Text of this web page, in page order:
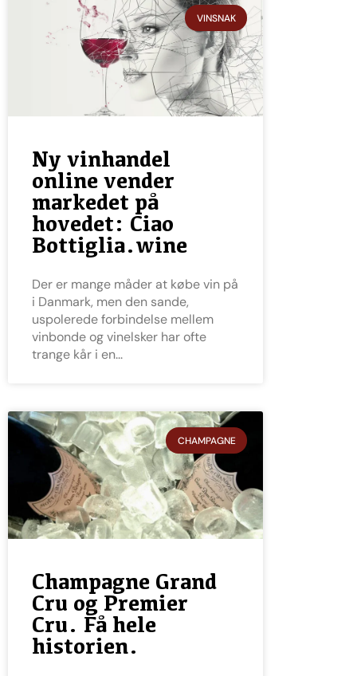
VINSNAK
Ny vinhandel
online vender
markedet på
hovedet: Ciao
Bottiglia.wine
Der er mange måder at købe vin på
i Danmark, men den sande,
uspolerede forbindelse mellem
vinbonde og vinelsker har ofte
trange kår i en
CHAMPAGNE
Champagne Grand
Cru og Premier
Cru. Få hele
historien.